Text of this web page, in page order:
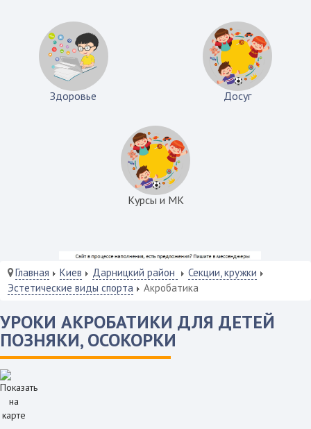
Здоровье Досуг
Курсы и МК
Главная Киев Дарницкий район
Секции, кружки
Эстетические виды спорта
Акробатика
УРОКИ АКРОБАТИКИ ДЛЯ ДЕТЕЙ
ПОЗНЯКИ, ОСОКОРКИ